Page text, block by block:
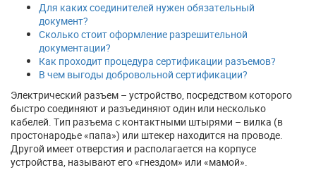
Для каких соединителей нужен обязательный
документ?
Сколько стоит оформление разрешительной
документации?
Как проходит процедура сертификации разъемов?
В чем выгоды добровольной сертификации?
Электрический разъем – устройство, посредством которого
быстро соединяют и разъединяют один или несколько
кабелей. Тип разъема с контактными штырями – вилка (в
простонародье «папа») или штекер находится на проводе.
Другой имеет отверстия и располагается на корпусе
устройства, называют его «гнездом» или «мамой».